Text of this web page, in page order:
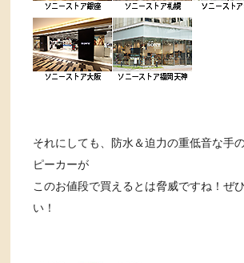
それにしても、防水＆迫力の重低音な手
ピーカーが
このお値段で買えるとは脅威ですね！ぜ
い！